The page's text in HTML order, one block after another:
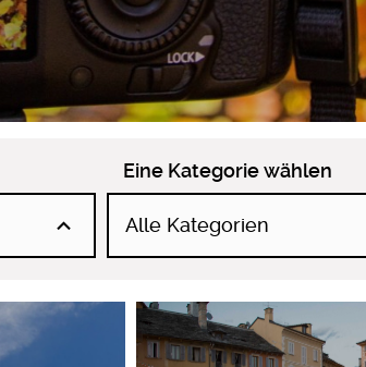
Eine Kategorie wählen
Alle Kategorien